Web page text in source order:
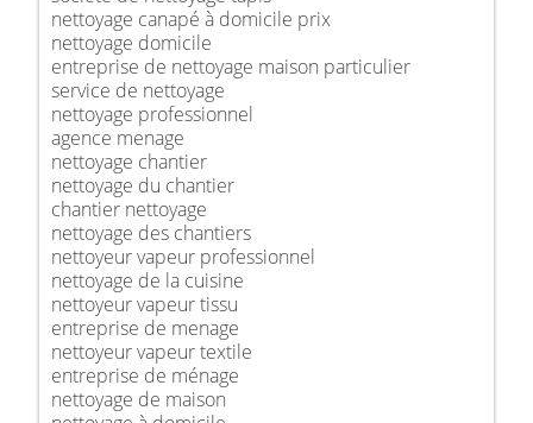
nettoyage canapé à domicile prix
nettoyage domicile
entreprise de nettoyage maison particulier
service de nettoyage
nettoyage professionnel
agence menage
nettoyage chantier
nettoyage du chantier
chantier nettoyage
nettoyage des chantiers
nettoyeur vapeur professionnel
nettoyage de la cuisine
nettoyeur vapeur tissu
entreprise de menage
nettoyeur vapeur textile
entreprise de ménage
nettoyage de maison